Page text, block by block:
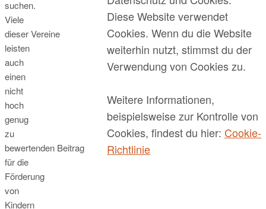
suchen.
Viele
dieser Vereine
leisten
auch
einen
nicht
hoch
genug
zu
bewertenden Beitrag
für die
Förderung
von
Kindern
Diese Website verwendet
Cookies. Wenn du die Website
weiterhin nutzt, stimmst du der
Verwendung von Cookies zu.
Weitere Informationen,
beispielsweise zur Kontrolle von
Cookies, findest du hier: Cookie-
Richtlinie